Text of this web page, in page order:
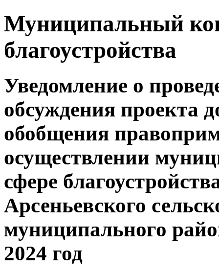
Муниципальный
благоустройства
Уведомление о
обсуждения проекта
обобщения
осуществлении
сфере
Арсеньевского
муниципального
2024 год